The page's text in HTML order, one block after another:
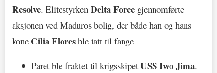
Resolve. Elitestyrken Delta Force gjennomførte
aksjonen ved Maduros bolig, der både han og hans
kone Cilia Flores ble tatt til fange.
Paret ble fraktet til krigsskipet USS Iwo Jima.